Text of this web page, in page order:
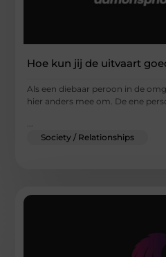
Hoe kun jij de uitvaart
Als een diebaar peroon in de
hier anders mee om. De ene
...
Society / Relationships